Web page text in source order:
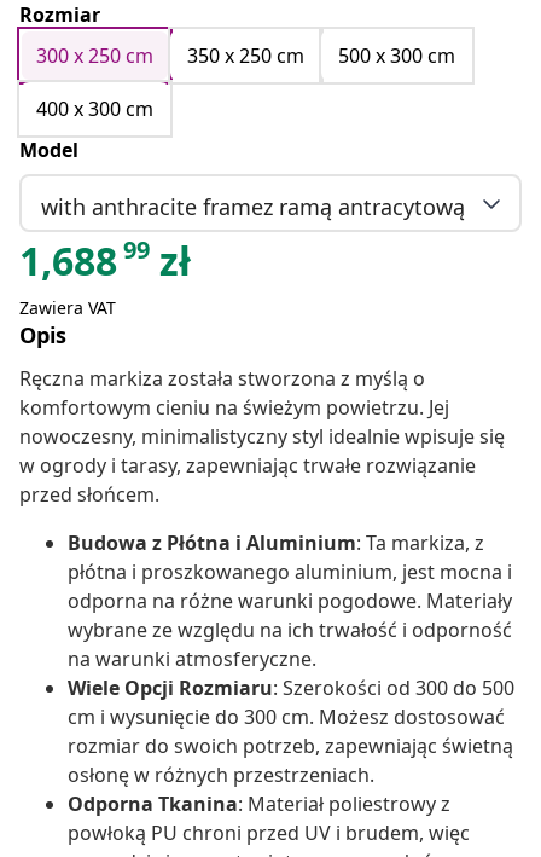
Rozmiar
300 x 250 cm
350 x 250 cm
500 x 300 cm
400 x 300 cm
Model
with anthracite framez ramą antracytową
1,68899 zł
Zawiera VAT
Opis
Ręczna markiza została stworzona z myślą o
komfortowym cieniu na świeżym powietrzu. Jej
nowoczesny, minimalistyczny styl idealnie wpisuje się
w ogrody i tarasy, zapewniając trwałe rozwiązanie
przed słońcem.
Budowa z Płótna i Aluminium: Ta markiza, z
płótna i proszkowanego aluminium, jest mocna i
odporna na różne warunki pogodowe. Materiały
wybrane ze względu na ich trwałość i odporność
na warunki atmosferyczne.
Wiele Opcji Rozmiaru: Szerokości od 300 do 500
cm i wysunięcie do 300 cm. Możesz dostosować
rozmiar do swoich potrzeb, zapewniając świetną
osłonę w różnych przestrzeniach.
Odporna Tkanina: Materiał poliestrowy z
powłoką PU chroni przed UV i brudem, więc